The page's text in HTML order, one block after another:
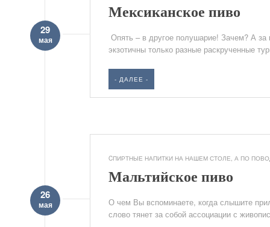
Мексиканское пиво
29
мая
Опять – в другое полушарие! Зачем? А
экзотичны только разные раскрученные
- ДАЛЕЕ -
CПИРТНЫЕ НАПИТКИ НА НАШЕМ СТОЛЕ, А ПО
Мальтийское пиво
26
мая
О чем Вы вспоминаете, когда слышите
слово тянет за собой ассоциации с